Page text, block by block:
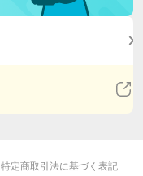
特定商取引法に基づく表記